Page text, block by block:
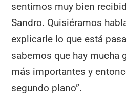
sentimos muy bien
Sandro. Quisiéramos
explicarle lo que está
sabemos que hay mucha
más importantes y
segundo plano”.